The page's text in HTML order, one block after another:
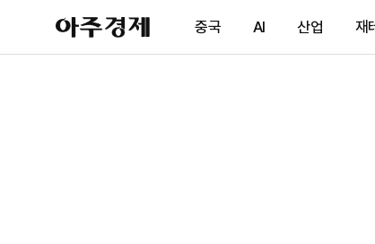
아
주
제
중국 AI 산업 재